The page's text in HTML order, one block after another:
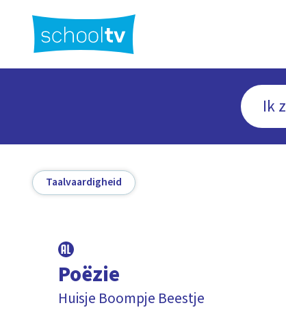
hoofdinhoud
Taalvaardigheid
Poëzie
Huisje Boompje Beestje